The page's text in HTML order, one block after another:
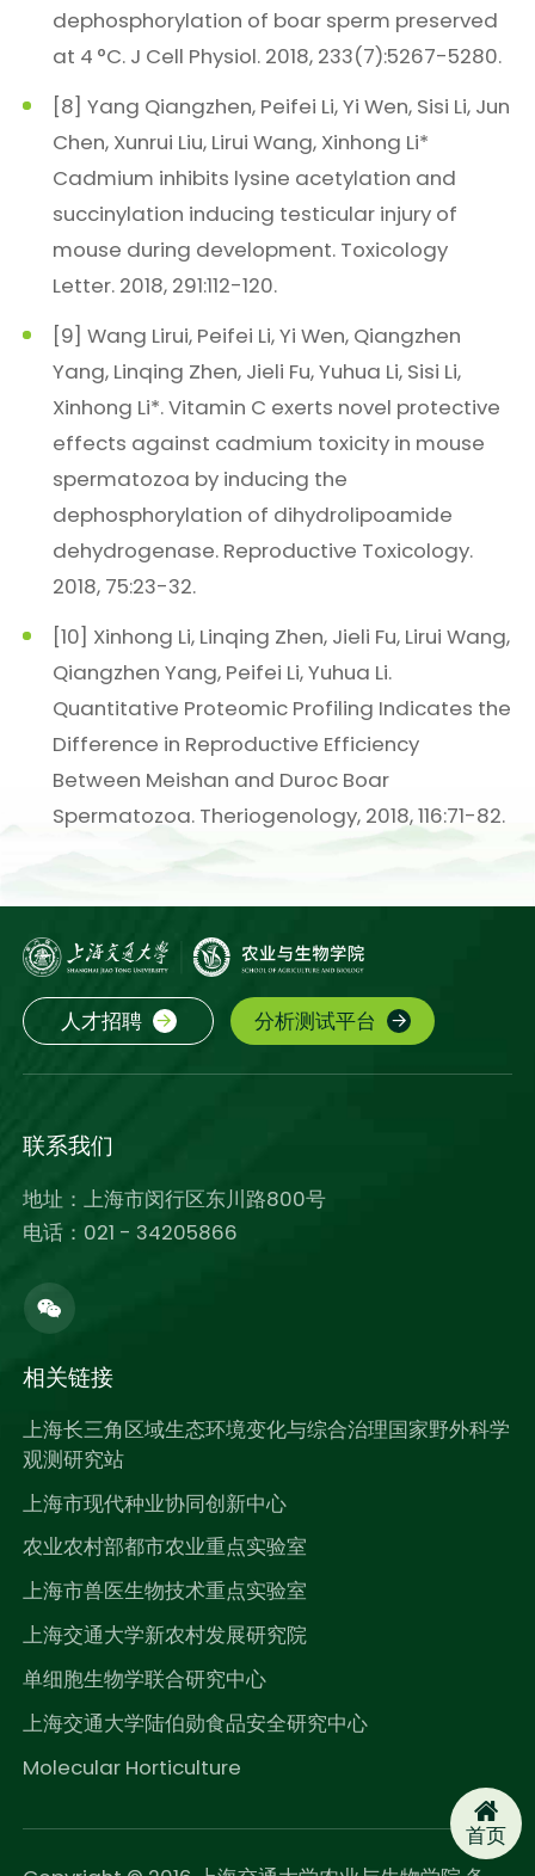
dephosphorylation of boar sperm preserved
at 4 °C. J Cell Physiol. 2018, 233(7):5267-5280.
[8] Yang Qiangzhen, Peifei Li, Yi Wen, Sisi Li, Jun
Chen, Xunrui Liu, Lirui Wang, Xinhong Li*
Cadmium inhibits lysine acetylation and
succinylation inducing testicular injury of
mouse during development. Toxicology
Letter. 2018, 291:112-120.
[9] Wang Lirui, Peifei Li, Yi Wen, Qiangzhen
Yang, Linqing Zhen, Jieli Fu, Yuhua Li, Sisi Li,
Xinhong Li*. Vitamin C exerts novel protective
effects against cadmium toxicity in mouse
spermatozoa by inducing the
dephosphorylation of dihydrolipoamide
dehydrogenase. Reproductive Toxicology.
2018, 75:23-32.
[10] Xinhong Li, Linqing Zhen, Jieli Fu, Lirui Wang,
Qiangzhen Yang, Peifei Li, Yuhua Li.
Quantitative Proteomic Profiling Indicates the
Difference in Reproductive Efficiency
Between Meishan and Duroc Boar
Spermatozoa. Theriogenology, 2018, 116:71-82.
人才招聘 分析测试平台
联系我们
地址：上海市闵行区东川路800号
电话：021 - 34205866
相关链接
上海长三角区域生态环境变化与综合治理国家野外科学
观测研究站
上海市现代种业协同创新中心
农业农村部都市农业重点实验室
上海市兽医生物技术重点实验室
上海交通大学新农村发展研究院
单细胞生物学联合研究中心
上海交通大学陆伯勋食品安全研究中心
Molecular Horticulture
首页